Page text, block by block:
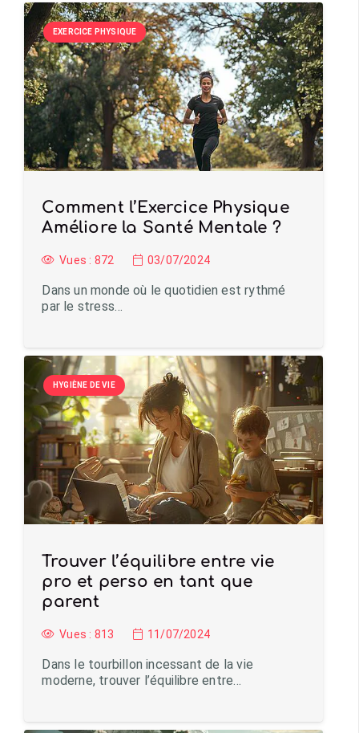
EXERCICE PHYSIQUE
Comment l’Exercice Physique
Améliore la Santé Mentale ?
Vues : 872 03/07/2024
Dans un monde où le quotidien est rythmé
par le stress…
HYGIÈNE DE VIE
Trouver l’équilibre entre vie
pro et perso en tant que
parent
Vues : 813 11/07/2024
Dans le tourbillon incessant de la vie
moderne, trouver l’équilibre entre…